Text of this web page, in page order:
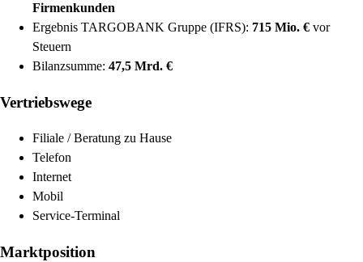
Firmenkunden
Ergebnis TARGOBANK Gruppe (IFRS): 715 Mio. € vor
Steuern
Bilanzsumme: 47,5 Mrd. €
Vertriebswege
Filiale / Beratung zu Hause
Telefon
Internet
Mobil
Service-Terminal
Marktposition